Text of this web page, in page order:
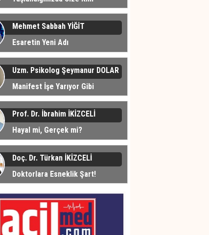
Mehmet Sabbah YİĞİT
Esaretin Yeni Adı
Uzm. Psikolog Şeymanur DOLAR
Manifest İşe Yarıyor Gibi
Peki Neden?
Prof. Dr. İbrahim İKİZCELİ
Hayal mi, Gerçek mi?
Doç. Dr. Türkan İKİZCELİ
Doktorlara Esneklik Şart!